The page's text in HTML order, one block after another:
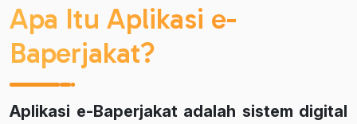
Apa Itu Aplikasi e-
Baperjakat?
Aplikasi e-Baperjakatadalah sistem digital